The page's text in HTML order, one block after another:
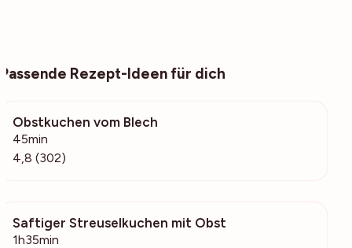
Passende Rezept-Ideen für dich
Obstkuchen vom Blech
45min
4,8 (302)
Saftiger Streuselkuchen mit Obst
1h35min